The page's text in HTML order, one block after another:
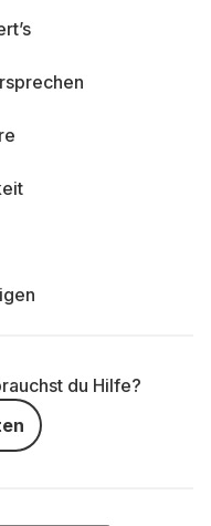
du Hilfe?